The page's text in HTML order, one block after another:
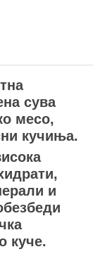
сува
месо,
кучиња.
и
куче.